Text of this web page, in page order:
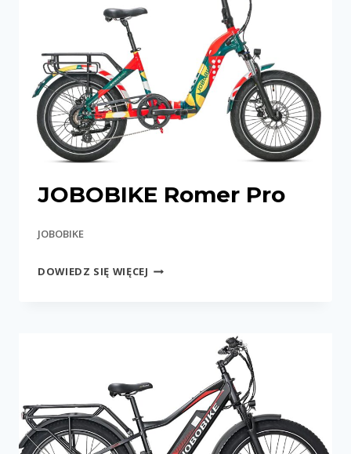
JOBOBIKE Romer Pro
JOBOBIKE
DOWIEDZ SIĘ WIĘCEJ JOBOBIKE